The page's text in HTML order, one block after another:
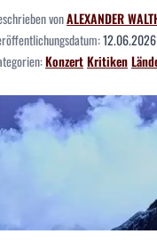
vonALEXANDER
12.06.2026
KonzertKritiken